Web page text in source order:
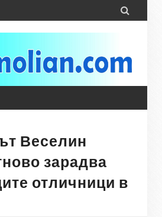

Веселин
зарадва
отличници в